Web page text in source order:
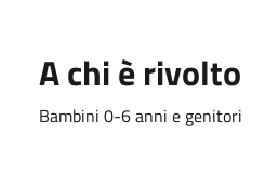
A chi è rivolto
Bambini 0-6 anni e genitori